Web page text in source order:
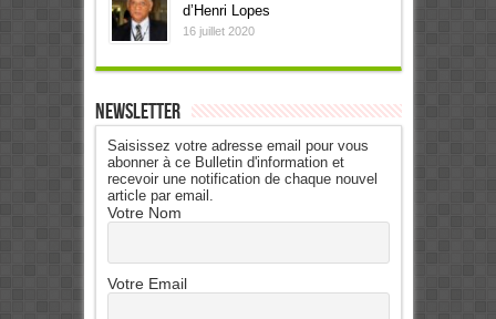
d’Henri Lopes
16 juillet 2020
Newsletter
Saisissez votre adresse email pour vous
abonner à ce Bulletin d'information et
recevoir une notification de chaque nouvel
article par email.
Votre Nom
Votre Email